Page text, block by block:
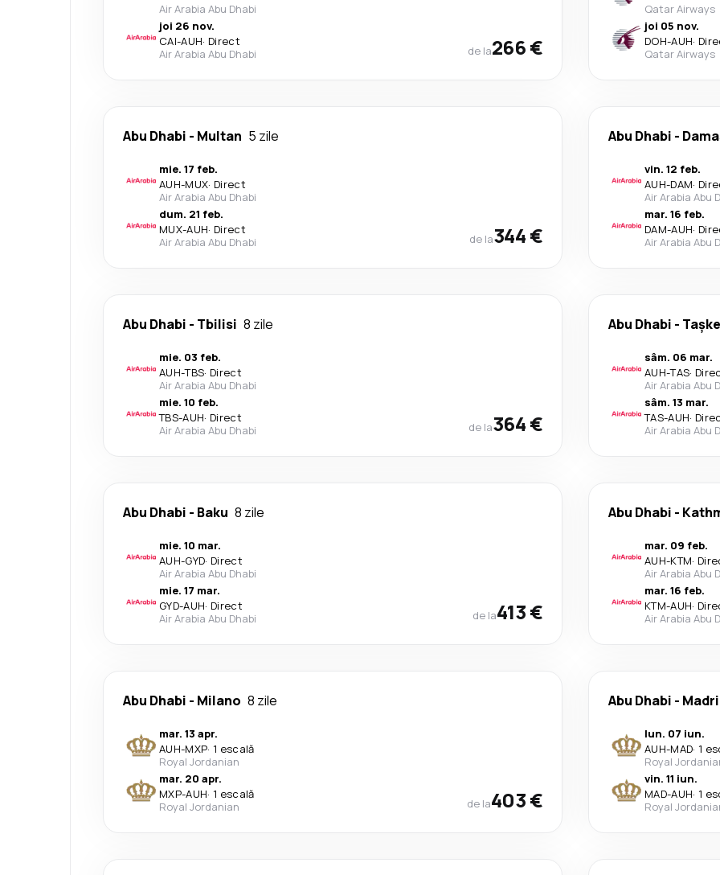
Air Arabia Abu Dhabi
joi 26 nov.
CAI-AUH· Direct
Air Arabia Abu Dhabi
de la266 €
Qatar Airways
joi 05 nov.
DOH-AUH·
Qatar Airways
Abu Dhabi - Multan 5 zile
mie. 17 feb.
AUH-MUX· Direct
Air Arabia Abu Dhabi
dum. 21 feb.
MUX-AUH· Direct
Air Arabia Abu Dhabi
de la344 €
Abu Dhabi -
vin. 12 feb.
AUH-DAM·
Air Arabia Abu
mar. 16 feb.
DAM-AUH·
Air Arabia Abu
Abu Dhabi - Tbilisi 8 zile
mie. 03 feb.
AUH-TBS· Direct
Air Arabia Abu Dhabi
mie. 10 feb.
TBS-AUH· Direct
Air Arabia Abu Dhabi
de la364 €
Abu Dhabi -
sâm. 06 mar.
AUH-TAS·
Air Arabia Abu
sâm. 13 mar.
TAS-AUH·
Air Arabia Abu
Abu Dhabi - Baku 8 zile
mie. 10 mar.
AUH-GYD· Direct
Air Arabia Abu Dhabi
mie. 17 mar.
GYD-AUH· Direct
Air Arabia Abu Dhabi
de la413 €
Abu Dhabi -
mar. 09 feb.
AUH-KTM·
Air Arabia Abu
mar. 16 feb.
KTM-AUH·
Air Arabia Abu
Abu Dhabi - Milano 8 zile
mar. 13 apr.
AUH-MXP· 1 escală
Royal Jordanian
mar. 20 apr.
MXP-AUH· 1 escală
Royal Jordanian
de la403 €
Abu Dhabi -
lun. 07 iun.
AUH-MAD· 1
Royal
vin. 11 iun.
MAD-AUH· 1
Royal